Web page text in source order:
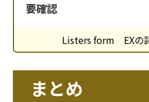
中、問い合わせフォームを
目されています。 「Listers
イトの問い合わせフォーム
ジを送信することで、新規
要確認
Listers form EXの
まとめ